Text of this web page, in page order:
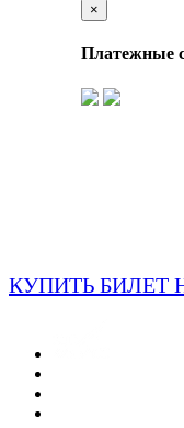
×
Платежные
КУПИТЬ